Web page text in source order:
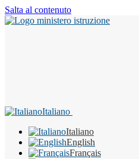
Salta al contenuto
Italiano
Italiano
English
Français